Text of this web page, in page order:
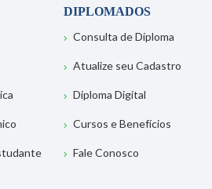
DIPLOMADOS
Consulta de Diploma
Atualize seu Cadastro
Diploma Digital
Cursos e Benefícios
Fale Conosco